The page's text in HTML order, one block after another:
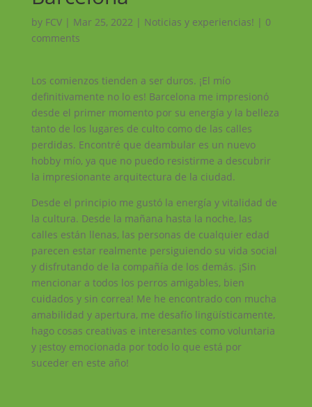
by FCV| Mar 25, 2022 | Noticias y experiencias! | 0
comments
Los comienzos tienden a ser duros. ¡El mío
definitivamente no lo es! Barcelona me impresionó
desde el primer momento por su energía y la belleza
tanto de los lugares de culto como de las calles
perdidas. Encontré que deambular es un nuevo
hobby mío, ya que no puedo resistirme a descubrir
la impresionante arquitectura de la ciudad.
Desde el principio me gustó la energía y vitalidad de
la cultura. Desde la mañana hasta la noche, las
calles están llenas, las personas de cualquier edad
parecen estar realmente persiguiendo su vida social
y disfrutando de la compañía de los demás. ¡Sin
mencionar a todos los perros amigables, bien
cuidados y sin correa! Me he encontrado con mucha
amabilidad y apertura, me desafío lingüísticamente,
hago cosas creativas e interesantes como voluntaria
y ¡estoy emocionada por todo lo que está por
suceder en este año!